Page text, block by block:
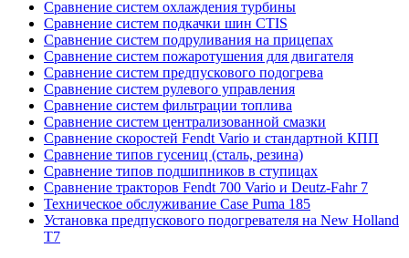
Сравнение систем охлаждения турбины
Сравнение систем подкачки шин CTIS
Сравнение систем подруливания на прицепах
Сравнение систем пожаротушения для двигателя
Сравнение систем предпускового подогрева
Сравнение систем рулевого управления
Сравнение систем фильтрации топлива
Сравнение систем централизованной смазки
Сравнение скоростей Fendt Vario и стандартной КПП
Сравнение типов гусениц (сталь, резина)
Сравнение типов подшипников в ступицах
Сравнение тракторов Fendt 700 Vario и Deutz-Fahr 7
Техническое обслуживание Case Puma 185
Установка предпускового подогревателя на New Holland
T7